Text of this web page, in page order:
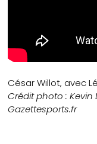
César Willot, avec
Crédit photo : Kevin
Gazettesports.fr